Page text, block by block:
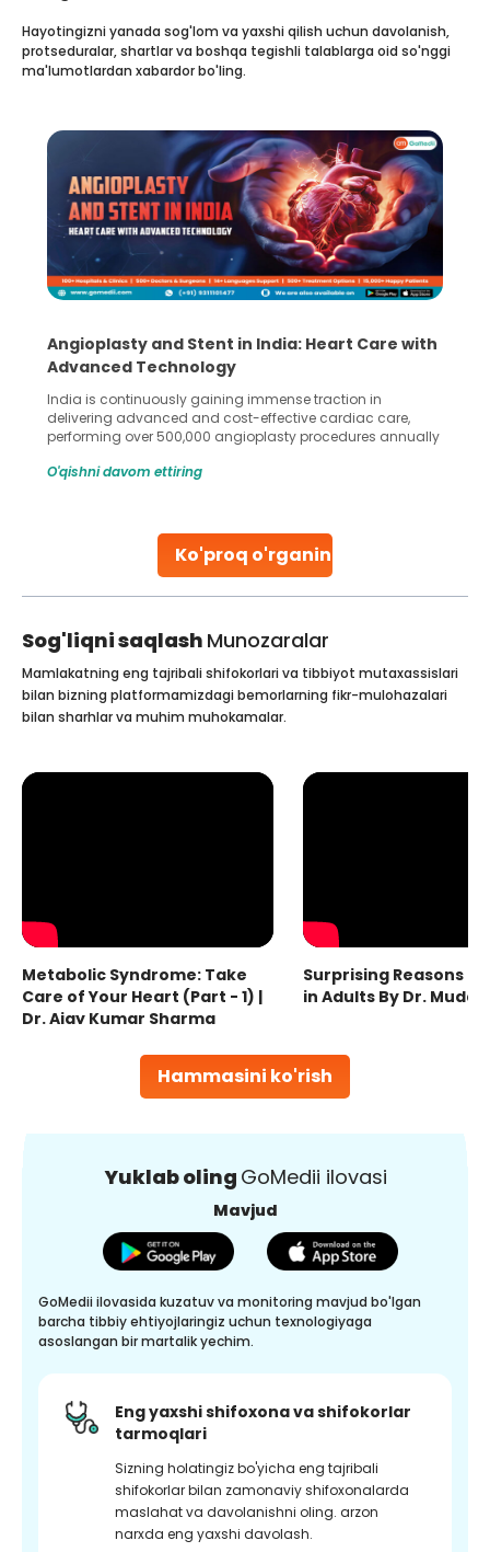
Ko'proq o'rganing
Hayotingizni yanada sog'lom va yaxshi qilish uchun davolanish,
protseduralar, shartlar va boshqa tegishli talablarga oid so'nggi
ma'lumotlardan xabardor bo'ling.
5 Essential Steps for Effective Human Sperm
Collection and Processing Methods
Human sperm collection and processing are critical steps
in advanced reproductive techniques like In Vitro
Fertilization (IVF) and intrauterine insemination (IUI). These
challenges and help couples achieve their dream of
collected, they process the
O'qishni davom ettiring
Sog'liqni saqlash Munozaralar
Hammasini ko'rish
Mamlakatning eng tajribali shifokorlari va tibbiyot mutaxassislari
bilan bizning platformamizdagi bemorlarning fikr-mulohazalari
bilan sharhlar va muhim muhokamalar.
Metabolic Syndrome: Take
Care of Your Heart (Part - 1) |
Dr. Ajay Kumar Sharma
Surprising Reasons
in Adults By Dr.
Yuklab oling GoMedii ilovasi
Mavjud
GoMedii ilovasida kuzatuv va monitoring mavjud bo'lgan
barcha tibbiy ehtiyojlaringiz uchun texnologiyaga
asoslangan bir martalik yechim.
Eng yaxshi shifoxona va shifokorlar
tarmoqlari
Sizning holatingiz bo'yicha eng tajribali
shifokorlar bilan zamonaviy shifoxonalarda
maslahat va davolanishni oling. arzon
narxda eng yaxshi davolash.